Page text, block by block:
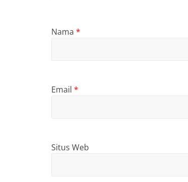
Nama *
Email *
Situs Web